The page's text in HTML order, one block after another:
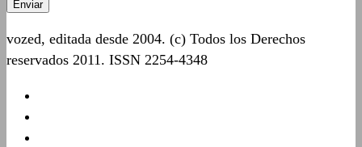
vozed, editada desde 2004. (c) Todos los Derechos
reservados 2011. ISSN 2254-4348